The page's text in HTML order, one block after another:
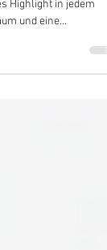
Highlight in jedem
und eine...